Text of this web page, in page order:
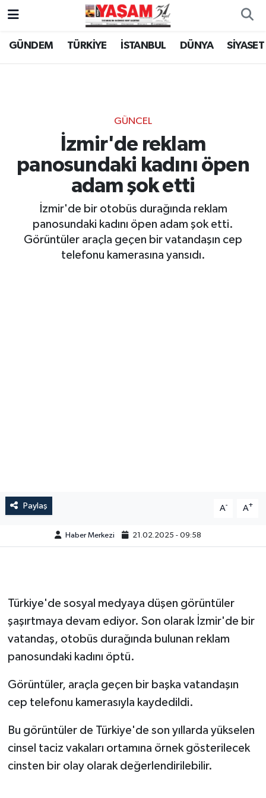
GÜNDEM TÜRKİYE İSTANBUL DÜNYA SİYASET
GÜNCEL
İzmir'de reklam
panosundaki kadını öpen
adam şok etti
İzmir'de bir otobüs durağında reklam
panosundaki kadını öpen adam şok etti.
Görüntüler araçla geçen bir vatandaşın cep
telefonu kamerasına yansıdı.
Paylaş A- A+
Haber Merkezi 21.02.2025 - 09:58
Türkiye'de sosyal medyaya düşen görüntüler
şaşırtmaya devam ediyor. Son olarak İzmir'de bir
vatandaş, otobüs durağında bulunan reklam
panosundaki kadını öptü.
Görüntüler, araçla geçen bir başka vatandaşın
cep telefonu kamerasıyla kaydedildi.
Bu görüntüler de Türkiye'de son yıllarda yükselen
cinsel taciz vakaları ortamına örnek gösterilecek
cinsten bir olay olarak değerlendirilebilir.